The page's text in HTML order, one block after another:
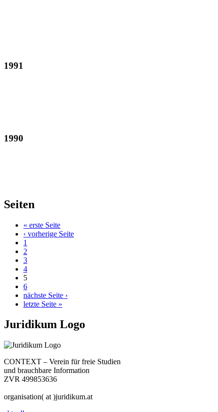
1991
1990
Seiten
« erste Seite
‹ vorherige Seite
1
2
3
4
5
6
nächste Seite ›
letzte Seite »
Juridikum Logo
CONTEXT – Verein für freie Studien
und brauchbare Information
ZVR 499853636
organisation( at )juridikum.at